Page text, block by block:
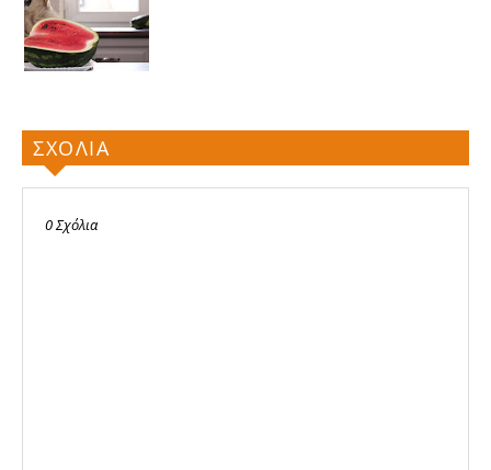
ΣΧΟΛΙΑ
0 Σχόλια